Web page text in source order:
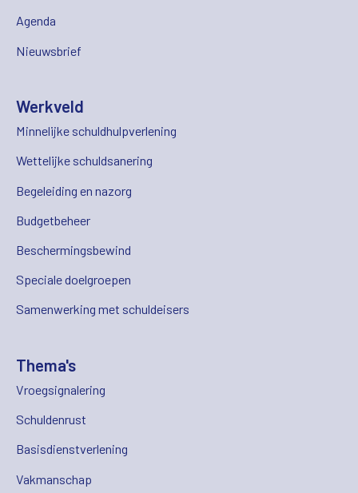
Agenda
Nieuwsbrief
Werkveld
Minnelijke schuldhulpverlening
Wettelijke schuldsanering
Begeleiding en nazorg
Budgetbeheer
Beschermingsbewind
Speciale doelgroepen
Samenwerking met schuldeisers
Thema's
Vroegsignalering
Schuldenrust
Basisdienstverlening
Vakmanschap